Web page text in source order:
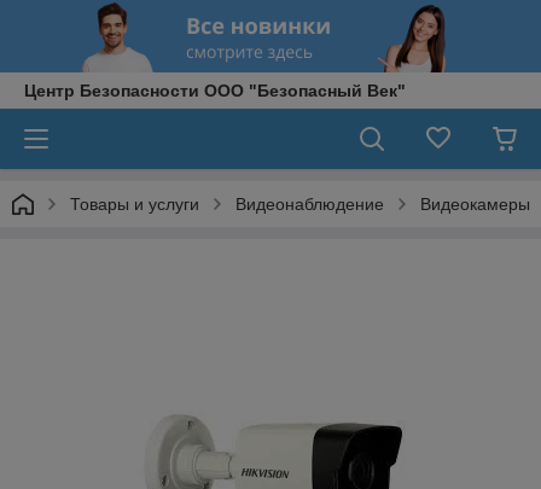
Центр Безопасности ООО "Безопасный Век"
Товары и услуги Видеонаблюдение Видеокамеры